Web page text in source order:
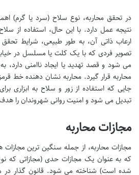
در تحقق محاربه، نوع سلاح (سرد یا گرم)
نتیجه عمل دارد. با این حال، استفاده از
ارعاب ذاتی آن، به طور طبیعی، شرایط
تصویر فردی که با یک کلت یا مسلسل در
می شود و قصد تهدید یا ایجاد ناامنی
محاربه قرار گیرد. محاربه نشان دهنده خط
جایی که استفاده از زور و سلاح به ابزاری
تبدیل می شود و امنیت روانی شهروندان را
مجازات محاربه
مجازات محاربه، از جمله سنگین ترین
که به عنوان یک مجازات حدی (مجازاتی که